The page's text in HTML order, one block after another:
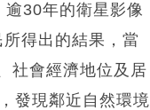
30年的衛星影像
得出的結果，當
社會經濟地位及居
發現鄰近自然環境